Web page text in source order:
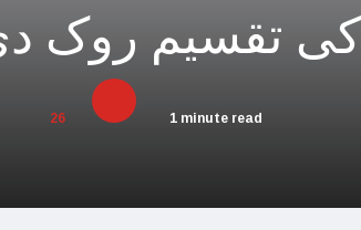
سے اظہاریکجہتی، عرب امارات میں سال نو کی
نے اپنے شہریوں کو بھارت میں محتاط رہنے کی
سعودی عرب سے پاکستان آنے والے امریکی بحری
کی تقسیم روک
26 1 minute read